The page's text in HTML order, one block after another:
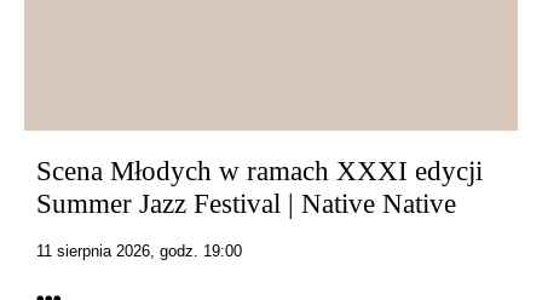
Scena Młodych w ramach XXXI edycji
Summer Jazz Festival | Native Native
11 sierpnia 2026, godz. 19:00